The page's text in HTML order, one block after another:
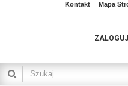
Kontakt Mapa